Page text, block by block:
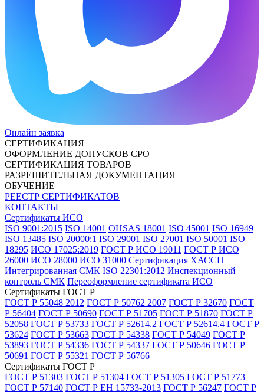
Онлайн заявка
СЕРТИФИКАЦИЯ
ОФОРМЛЕНИЕ ДОПУСКОВ СРО
СЕРТИФИКАЦИЯ ТОВАРОВ
РАЗРЕШИТЕЛЬНАЯ ДОКУМЕНТАЦИЯ
ОБУЧЕНИЕ
РЕЕСТР СЕРТИФИКАТОВ
КОНТАКТЫ
Сертификаты ИСО
ISO 9001:2015 ISO 14001 OHSAS 18001 ISO 45001 ISO 16949
ISO 13485 ISO 20000:1 ISO 29001 ISO 27001 ISO 50001 ISO
18295 ИСО 17025:2019 ГОСТ Р ИСО 19011 ГОСТ Р ИСО
26000 ИСО 28000 ИСО 31000 Сертификация ХАССП
Интегрированная СМК ISO 22301:2012 Инспекционный
контроль СМК Переоформление сертификата ИСО
Сертификаты ГОСТ Р
ГОСТ Р 55048 2012 ГОСТ Р 50762 2007 ГОСТ Р 32670 ГОСТ
Р 56404 ГОСТ Р 50690 ГОСТ Р 51705 ГОСТ Р 51870 ГОСТ Р
52058 ГОСТ Р 53733 ГОСТ Р 52614.2 ГОСТ Р 52614.4 ГОСТ Р
53624 ГОСТ Р 53663 ГОСТ Р 54338 ГОСТ Р 54049 ГОСТ Р
53893 ГОСТ Р 54336 ГОСТ Р 54337 ГОСТ Р 50646 ГОСТ Р
50691 ГОСТ Р 55321 ГОСТ Р 56766
Сертификаты ГОСТ Р
ГОСТ Р 51303 ГОСТ Р 51304 ГОСТ Р 51305 ГОСТ Р 51773
ГОСТ Р 57140 ГОСТ Р ЕН 15733-2013 ГОСТ Р 56247 ГОСТ Р